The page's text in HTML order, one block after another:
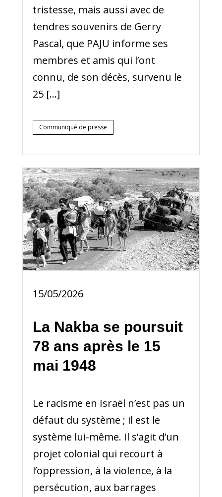
tristesse, mais aussi avec de
tendres souvenirs de Gerry
Pascal, que PAJU informe ses
membres et amis qui l’ont
connu, de son décès, survenu le
25 […]
Communiqué de presse
15/05/2026
La Nakba se poursuit
78 ans après le 15
mai 1948
Le racisme en Israël n’est pas un
défaut du système ; il est le
système lui-même. Il s’agit d’un
projet colonial qui recourt à
l’oppression, à la violence, à la
persécution, aux barrages